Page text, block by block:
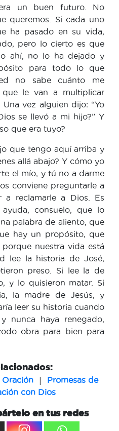
un buen futuro. No
queremos. Si cada uno
ha pasado en su vida,
pero lo cierto es que
ahí, no lo ha dejado y
para todo lo que
no sabe cuánto me
que le van a multiplicar
vez alguien dijo: “Yo
se llevó a mi hijo?” Y
que era tuyo?
que tengo aquí arriba y
allá abajo? Y cómo yo
el mío, y tú no a darme
conviene preguntarle a
reclamarle a Dios. Es
consuelo, que lo
palabra de aliento, que
hay un propósito, que
nuestra vida está
lee la historia de José,
preso. Si lee la de
y lo quisieron matar. Si
la madre de Jesús, y
leer su historia cuando
nunca haya renegado,
obra para bien para
Oración |
Promesas de
con Dios
en tus redes